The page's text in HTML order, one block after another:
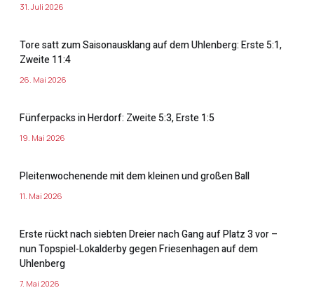
31. Juli 2026
Tore satt zum Saisonausklang auf dem Uhlenberg: Erste 5:1,
Zweite 11:4
26. Mai 2026
Fünferpacks in Herdorf: Zweite 5:3, Erste 1:5
19. Mai 2026
Pleitenwochenende mit dem kleinen und großen Ball
11. Mai 2026
Erste rückt nach siebten Dreier nach Gang auf Platz 3 vor –
nun Topspiel-Lokalderby gegen Friesenhagen auf dem
Uhlenberg
7. Mai 2026